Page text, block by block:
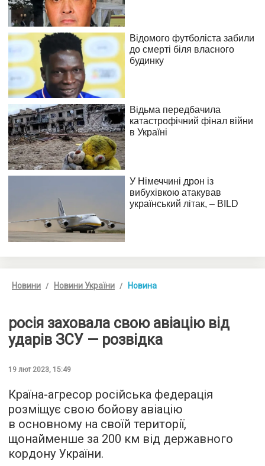
Новини Новини України Новина
росія заховала свою авіацію від
ударів ЗСУ — розвідка
19 лют 2023, 15:49
Країна-агресор російська федерація
розміщує свою бойову авіацію
в основному на своїй території,
щонайменше за 200 км від державного
кордону України.